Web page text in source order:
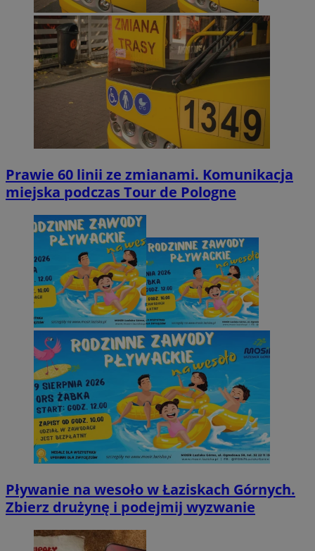
Prawie 60 linii ze zmianami. Komunikacja
miejska podczas Tour de Pologne
Pływanie na wesoło w Łaziskach Górnych.
Zbierz drużynę i podejmij wyzwanie